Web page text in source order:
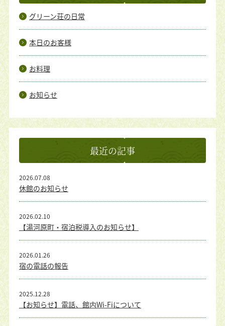
グリーン荘の日常
本日のお客様
お料理
お知らせ
最近の記事
休館のお知らせ
2026.07.08
【湯河原町・宿泊税導入のお知らせ】
2026.02.10
宿の電話の報告
2026.01.26
【お知らせ】電話、館内Wi-Fiについて
2025.12.28